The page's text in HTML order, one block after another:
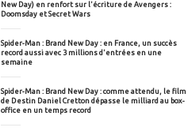
New Day) en renfort sur l'écriture de Avengers :
Doomsday et Secret Wars
Spider-Man : Brand New Day : en France, un succès
record aussi avec 3 millions d'entrées en une
semaine
Spider-Man : Brand New Day : comme attendu, le film
de Destin Daniel Cretton dépasse le milliard au box-
office en un temps record